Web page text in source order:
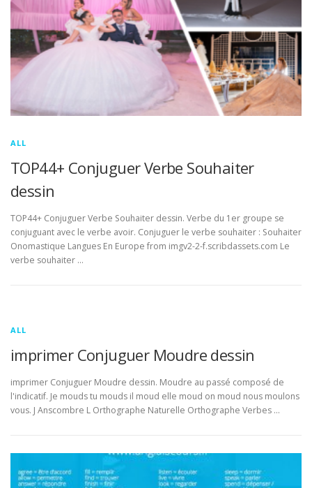
ALL
TOP44+ Conjuguer Verbe Souhaiter
dessin
TOP44+ Conjuguer Verbe Souhaiter dessin. Verbe du 1er groupe se
conjuguant avec le verbe avoir. Conjuguer le verbe souhaiter : Souhaiter
Onomastique Langues En Europe from imgv2-2-f.scribdassets.com Le
verbe souhaiter …
ALL
imprimer Conjuguer Moudre dessin
imprimer Conjuguer Moudre dessin. Moudre au passé composé de
l'indicatif. Je mouds tu mouds il moud elle moud on moud nous moulons
vous. J Anscombre L Orthographe Naturelle Orthographe Verbes …